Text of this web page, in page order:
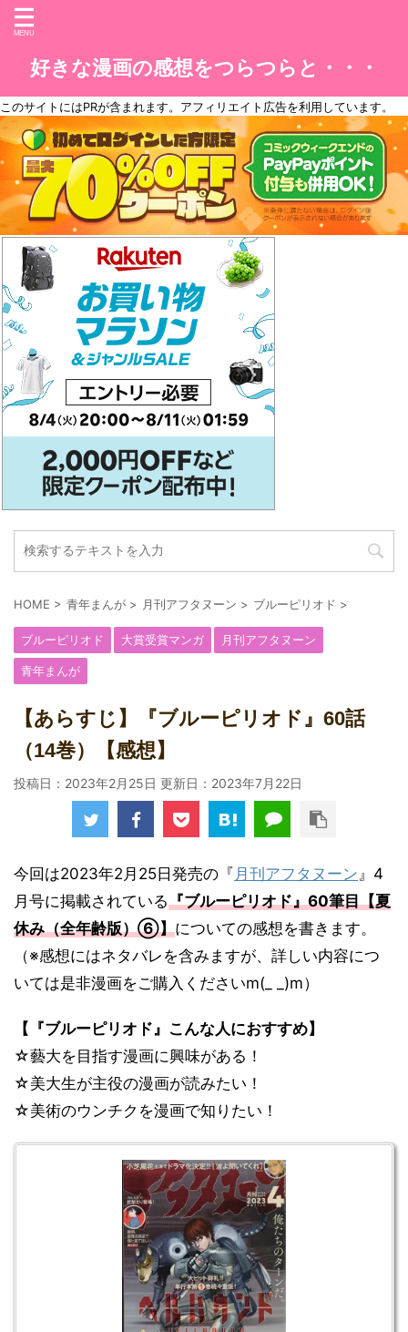
好きな漫画の感想をつらつらと・・・
このサイトにはPRが含まれます。アフィリエイト広告を利用しています。
HOME > 青年まんが > 月刊アフタヌーン > ブルーピリオド >
ブルーピリオド 大賞受賞マンガ 月刊アフタヌーン
青年まんが
【あらすじ】『ブルーピリオド』60話
（14巻）【感想】
投稿日：2023年2月25日 更新日： 2023年7月22日
今回は2023年2月25日発売の『 月刊アフタヌーン』4
月号に掲載されている『ブルーピリオド』60筆目【夏
休み（全年齢版）⑥】についての感想を書きます。
（※感想にはネタバレを含みますが、詳しい内容につ
いては是非漫画をご購入くださいm(_ _)m）
【『ブルーピリオド』こんな人におすすめ】
☆藝大を目指す漫画に興味がある！
☆美大生が主役の漫画が読みたい！
☆美術のウンチクを漫画で知りたい！